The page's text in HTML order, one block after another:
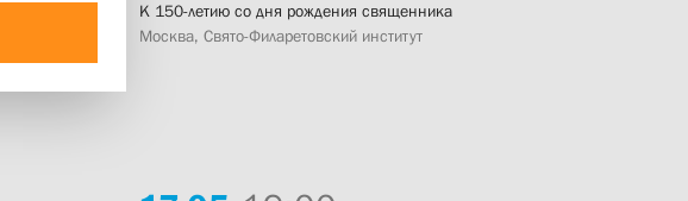
К 150-летию со дня рождения священника
Москва, Свято-Филаретовский институт